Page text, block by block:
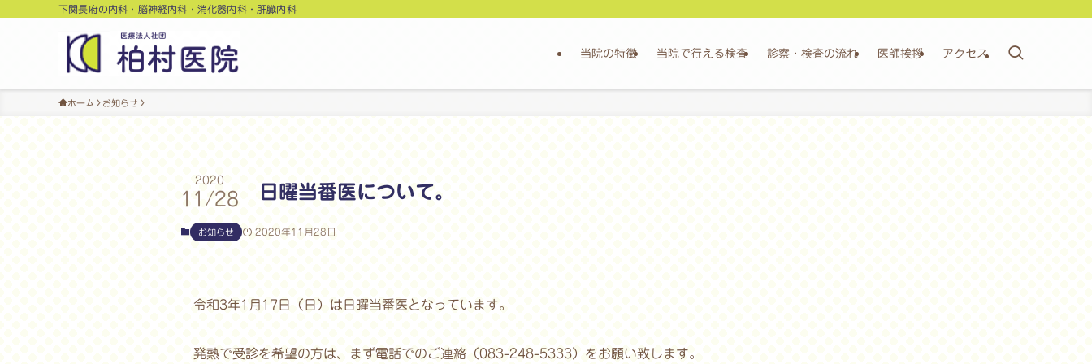
下関長府の内科・脳神経内科・消化器内科・肝臓内科
当院の特徴 当院で行える検査 診察・検査の流れ 医師挨拶 アクセス
ホーム お知らせ
日曜当番医について。
2020
11/28
お知らせ 2020年11月28日
令和3年1月17日（日）は日曜当番医となっています。
発熱で受診を希望の方は、まず電話でのご連絡（083-248-5333）をお願い致します。